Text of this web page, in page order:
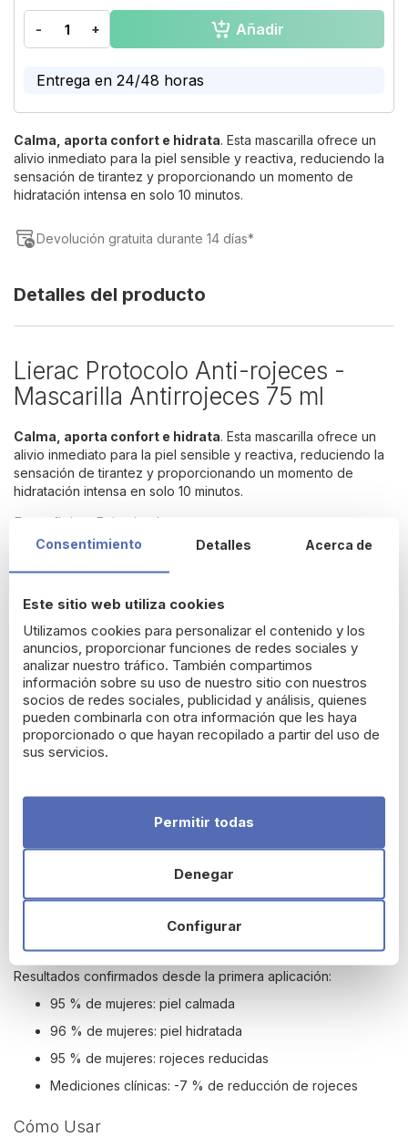
beginning
the
gallery
- + Añadir
Entrega en 24/48 horas
Calma, aporta confort e hidrata. Esta mascarilla ofrece un
alivio inmediato para la piel sensible y reactiva, reduciendo la
sensación de tirantez y proporcionando un momento de
hidratación intensa en solo 10 minutos.
Devolución gratuita durante 14 días*
Detalles del producto
Lierac Protocolo Anti-rojeces -
Mascarilla Antirrojeces 75 ml
Calma, aporta confort e hidrata. Esta mascarilla ofrece un
alivio inmediato para la piel sensible y reactiva, reduciendo la
sensación de tirantez y proporcionando un momento de
hidratación intensa en solo 10 minutos.
Beneficios Principales
Alivio inmediato:
reduce visiblemente las rojeces y
proporciona confort instantáneo.
Hidratación profunda:
nutre la piel y mantiene la
humedad durante más tiempo.
Textura gel-crema envolvente: sensación de frescor
y suavidad desde la primera aplicación.
Formulado con ingredientes naturales:96 % de
origen natural y sin perfume.
Apto para todo tipo de piel:incluso sensible, reactiva o
con tendencia a rojeces.
ingrediente calmante 100 % natural que
Eficacia Comprobada
Resultados confirmados desde la primera aplicación:
95 % de mujeres: piel calmada
96 % de mujeres: piel hidratada
95 % de mujeres: rojeces reducidas
Mediciones clínicas: -7 % de reducción de rojeces
Cómo Usar
Consentimiento Detalles Acerca de
Este sitio web utiliza cookies
Utilizamos cookies para personalizar el contenido y los
anuncios, proporcionar funciones de redes sociales y
analizar nuestro tráfico. También compartimos
información sobre su uso de nuestro sitio con nuestros
socios de redes sociales, publicidad y análisis, quienes
pueden combinarla con otra información que les haya
proporcionado o que hayan recopilado a partir del uso de
sus servicios.
Configurar
Denegar
Permitir todas